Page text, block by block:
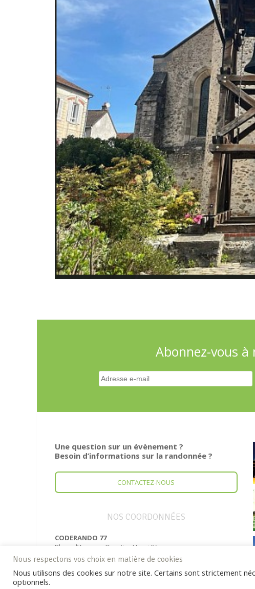
Abonnez-vous
Une question sur un évènement ?
Besoin d’informations sur la randonnée ?
CONTACTEZ-NOUS
NOS COORDONNÉES
CODERANDO 77
Place d’Armes – Quartier Henri IV
77300 FONTAINEBLEAU
Nous respectons vos choix en matière de cookies
Nous utilisons des cookies sur notre site. Certains sont strictement
optionnels.